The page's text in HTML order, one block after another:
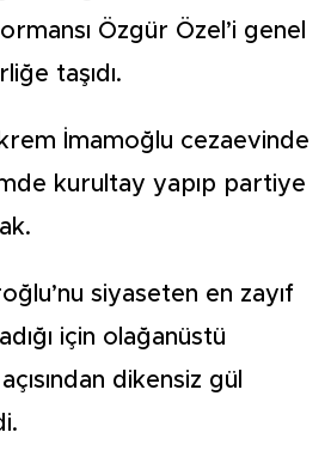
Özgür Özel’i genel
taşıdı.
İmamoğlu cezaevinde
kurultay yapıp partiye
siyaseten en zayıf
için olağanüstü
dikensiz gül